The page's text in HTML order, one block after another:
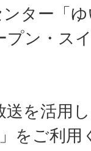
ター「
ン・ス
を活用
をご利